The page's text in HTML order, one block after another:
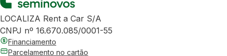
LOCALIZA Rent a Car S/A
CNPJ nº 16.670.085/0001-55
Financiamento
Parcelamento no cartão